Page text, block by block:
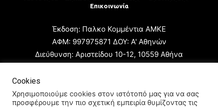
Επικοινωνία
Έκδοση: Παλκο Κομμέντια ΑΜΚΕ
ΑΦΜ: 997975871 ΔΟΥ: Α' Αθηνών
Διεύθυνση: Αριστείδου 10-12, 10559 Αθήνα
Ιδιοκτήτης: Παλκο Κομμέντια ΑΜΚΕ
Διευθυντής: Ιωάννης Παπαγεωργίου
Cookies
Χρησιμοποιούμε cookies στον ιστότοπό μας για να σας
προσφέρουμε την πιο σχετική εμπειρία θυμίζοντας τις